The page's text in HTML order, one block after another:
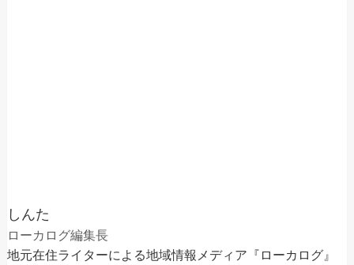
しんた
ローカログ編集長
地元在住ライターによる地域情報メディア『ローカログ』